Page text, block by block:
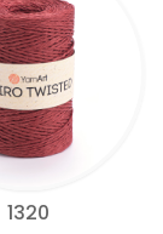
1320